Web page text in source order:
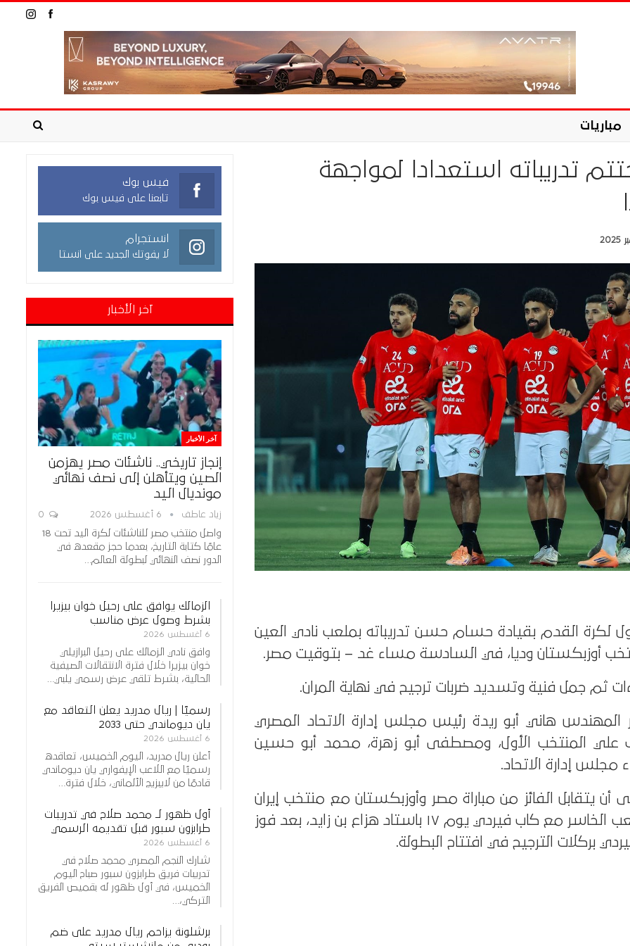
مباريات
تدريباته استعدادا لمواجهة
لكرة القدم بقيادة حسام حسن تدريباته بملعب نادي العين
أوزبكستان وديا، في السادسة مساء غد – بتوقيت مصر.
ثم جمل فنية وتسديد ضربات ترجيح في نهاية المران.
هاني أبو ريدة رئيس مجلس إدارة الاتحاد المصري
علي المنتخب الأول، ومصطفى أبو زهرة، محمد أبو حسين
مجلس إدارة الاتحاد.
أن يتقابل الفائز من مباراة مصر وأوزبكستان مع منتخب إيران
يوم ١٨ نوفمبر بينما يلعب الخاسر مع كاب فيردي يوم ١٧ باستاد هزاع بن زايد، بعد فوز
بركلات الترجيح في افتتاح البطولة.
فيس بوك
تابعنا على فيس بوك
انستجرام
لا يفوتك الجديد على انستا
آخر الأخبار
آخر الأخبار
إنجاز تاريخي.. ناشئات مصر يهزمن
الصين ويتأهلن إلى نصف نهائي
مونديال اليد
زياد عاطف 6 أغسطس 2026
واصل منتخب مصر للناشئات لكرة اليد تحت 18
عامًا كتابة التاريخ، بعدما حجز مقعده في
الدور نصف النهائي لبطولة العالم…
الزمالك يوافق على رحيل خوان بيزيرا
بشرط وصول عرض مناسب
6 أغسطس 2026
وافق نادي الزمالك على رحيل البرازيلي
خوان بيزيرا خلال فترة الانتقالات الصيفية
الحالية، بشرط تلقي عرض رسمي يلبي…
رسميًا | ريال مدريد يعلن التعاقد مع
يان ديوماندي حتى 2033
6 أغسطس 2026
أعلن ريال مدريد، اليوم الخميس، تعاقده
رسميًا مع اللاعب الإيفواري يان ديوماندي
قادمًا من لايبزيج الألماني، خلال فترة…
أول ظهور لـ محمد صلاح في تدريبات
طرابزون سبور قبل تقديمه الرسمي
6 أغسطس 2026
شارك النجم المصري محمد صلاح في
تدريبات فريق طرابزون سبور صباح اليوم
الخميس، في أول ظهور له بقميص الفريق
التركي،…
برشلونة يزاحم ريال مدريد على ضم